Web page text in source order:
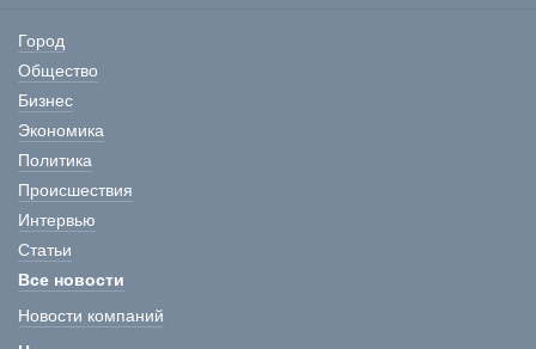
Город
Общество
Бизнес
Экономика
Политика
Происшествия
Интервью
Статьи
Все новости
Новости компаний